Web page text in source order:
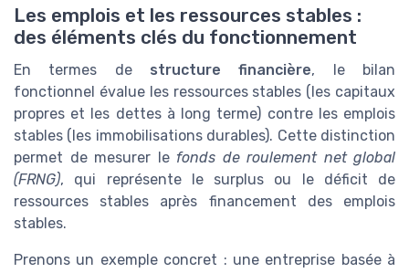
Les emplois et les ressources stables :
des éléments clés du fonctionnement
En termes de structure financière, le bilan
fonctionnel évalue les ressources stables (les capitaux
propres et les dettes à long terme) contre les emplois
stables (les immobilisations durables). Cette distinction
permet de mesurer le fonds de roulement net global
(FRNG), qui représente le surplus ou le déficit de
ressources stables après financement des emplois
stables.
Prenons un exemple concret : une entreprise basée à